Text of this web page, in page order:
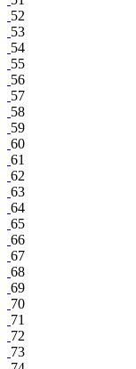
52
53
54
55
56
57
58
59
60
61
62
63
64
65
66
67
68
69
70
71
72
73